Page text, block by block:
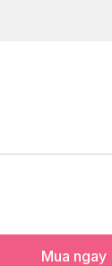
Mua ngay